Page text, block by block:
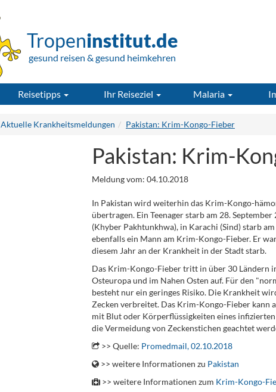
Tropeninstitut.de
gesund reisen & gesund heimkehren
Reisetipps Ihr Reiseziel Malaria
Aktuelle Krankheitsmeldungen Pakistan: Krim-Kongo-Fieber
Pakistan: Krim-
Meldung vom: 04.10.2018
In Pakistan wird weiterhin das Krim-Kongo-
übertragen. Ein Teenager starb am 28.
(Khyber Pakhtunkhwa), in Karachi (Sind) starb
ebenfalls ein Mann am Krim-Kongo-Fieber. Er
diesem Jahr an der Krankheit in der Stadt starb.
Das Krim-Kongo-Fieber tritt in über 30 Ländern
Osteuropa und im Nahen Osten auf. Für den
besteht nur ein geringes Risiko. Die Krankheit
Zecken verbreitet. Das Krim-Kongo-Fieber kann
mit Blut oder Körperflüssigkeiten eines
die Vermeidung von Zeckenstichen geachtet
>> Quelle: Promedmail, 02.10.2018
>> weitere Informationen zu Pakistan
>> weitere Informationen zum Krim-Kongo-